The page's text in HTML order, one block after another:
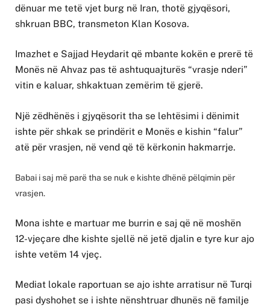
dënuar me tetë vjet burg në Iran, thotë gjyqësori,
shkruan BBC, transmeton Klan Kosova.
Imazhet e Sajjad Heydarit që mbante kokën e prerë të
Monës në Ahvaz pas të ashtuquajturës “vrasje nderi”
vitin e kaluar, shkaktuan zemërim të gjerë.
Një zëdhënës i gjyqësorit tha se lehtësimi i dënimit
ishte për shkak se prindërit e Monës e kishin “falur”
atë për vrasjen, në vend që të kërkonin hakmarrje.
Babai i saj më parë tha se nuk e kishte dhënë pëlqimin për
vrasjen.
Mona ishte e martuar me burrin e saj që në moshën
12-vjeçare dhe kishte sjellë në jetë djalin e tyre kur ajo
ishte vetëm 14 vjeç.
Mediat lokale raportuan se ajo ishte arratisur në Turqi
pasi dyshohet se i ishte nënshtruar dhunës në familje